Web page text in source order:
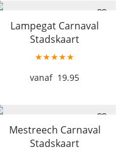
Lampegat Carnaval
Stadskaart
★★★★★
19.95
Mestreech Carnaval
Stadskaart